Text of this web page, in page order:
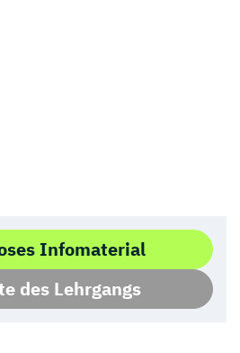
Infomaterial
des Lehrgangs